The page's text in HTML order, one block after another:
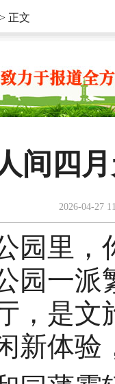
> 正文
间四
2026-04-27
里，
园一派
，是
新体